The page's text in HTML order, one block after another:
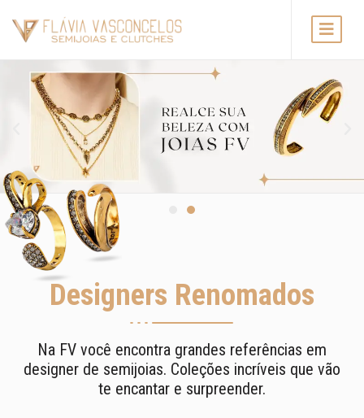
Designers Renomados
Na FV você encontra grandes referências em
designer de semijoias. Coleções incríveis que vão
te encantar e surpreender.